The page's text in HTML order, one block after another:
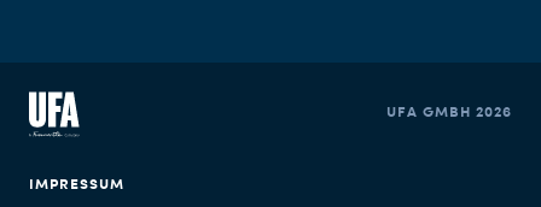
IMPRESSUM
UFA GMBH 2026